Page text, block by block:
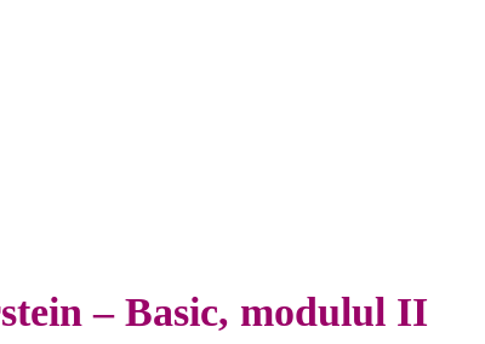
– Basic, modulul II